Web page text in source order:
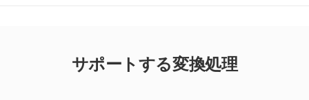
サポートする変換処理